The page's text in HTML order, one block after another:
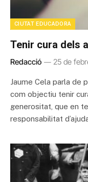
CIUTAT EDUCADORA
Tenir cura dels
Redacció 25 de
Jaume Cela parla de
com objectiu tenir
generositat, que en
responsabilitat